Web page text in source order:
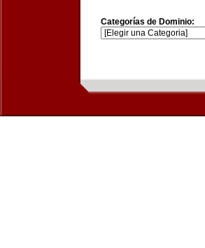
Categorías de Dominio: